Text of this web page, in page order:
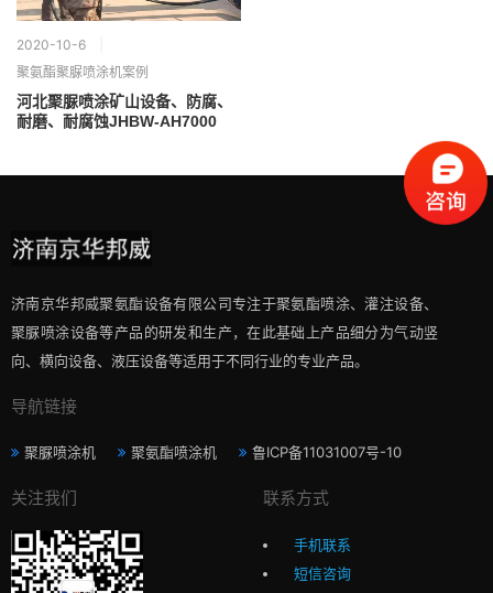
2020-10-6
聚氨酯聚脲喷涂机案例
河北聚脲喷涂矿山设备、防腐、
耐磨、耐腐蚀JHBW-AH7000
济南京华邦威聚氨酯设备有限公司专注于聚氨酯喷涂、灌注设备、
聚脲喷涂设备等产品的研发和生产，在此基础上产品细分为气动竖
向、横向设备、液压设备等适用于不同行业的专业产品。
导航链接
聚脲喷涂机 聚氨酯喷涂机 鲁ICP备11031007号-10
关注我们 联系方式
手机联系
短信咨询